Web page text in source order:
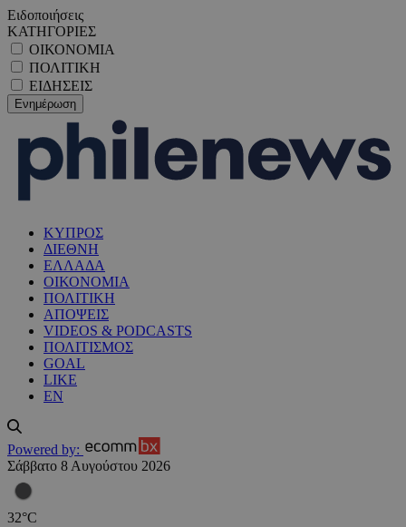
Ειδοποιήσεις
ΚΑΤΗΓΟΡΙΕΣ
ΟΙΚΟΝΟΜΙΑ
ΠΟΛΙΤΙΚΗ
ΕΙΔΗΣΕΙΣ
ΚΥΠΡΟΣ
ΔΙΕΘΝΗ
ΕΛΛΑΔΑ
ΟΙΚΟΝΟΜΙΑ
ΠΟΛΙΤΙΚΗ
ΑΠΟΨΕΙΣ
VIDEOS & PODCASTS
ΠΟΛΙΤΙΣΜΟΣ
GOAL
LIKE
EN
Powered by:
Σάββατο 8 Αυγούστου 2026
32°C